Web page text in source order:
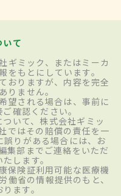
いて
ギミック、またはミーカ
をもとにしています。
おりますが、内容を完全
りません。
望される場合は、事前に
確認ください。
いて、株式会社ギミッ
ではその賠償の責任を一
りがある場合には、お
集部までご連絡をいただ
します。
保険証利用可能な医療機
働省の情報提供のもと、
ます。